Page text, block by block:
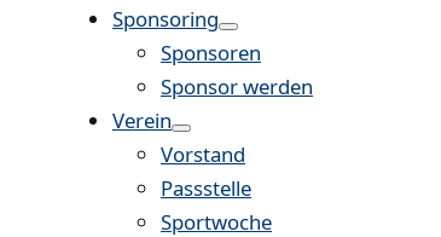
Sponsoring
Sponsoren
Sponsor werden
Verein
Vorstand
Passstelle
Sportwoche